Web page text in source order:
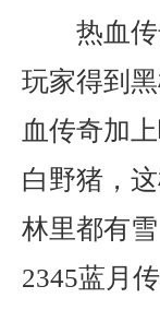
热血
玩家得到
血传奇加
白野猪，
林里都有
2345蓝月